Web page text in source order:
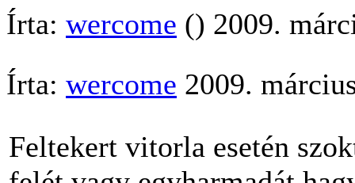
Írta: wercome () 2009.
Írta: wercome 2009.
Feltekert vitorla esetén